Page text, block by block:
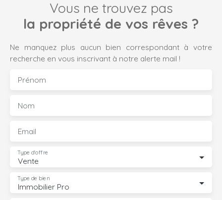
Vous ne trouvez pas
la propriété de vos rêves ?
Ne manquez plus aucun bien correspondant à votre
recherche en vous inscrivant à notre alerte mail !
Prénom
Nom
Email
Vente
Type d'offre
Immobilier Pro
Type de bien